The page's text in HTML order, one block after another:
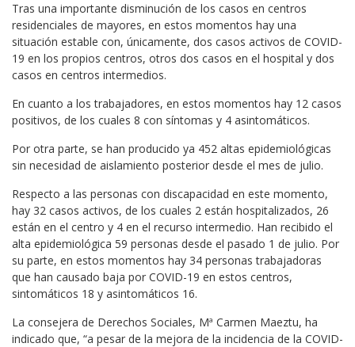
Tras una importante disminución de los casos en centros
residenciales de mayores, en estos momentos hay una
situación estable con, únicamente, dos casos activos de COVID-
19 en los propios centros, otros dos casos en el hospital y dos
casos en centros intermedios.
En cuanto a los trabajadores, en estos momentos hay 12 casos
positivos, de los cuales 8 con síntomas y 4 asintomáticos.
Por otra parte, se han producido ya 452 altas epidemiológicas
sin necesidad de aislamiento posterior desde el mes de julio.
Respecto a las personas con discapacidad en este momento,
hay 32 casos activos, de los cuales 2 están hospitalizados, 26
están en el centro y 4 en el recurso intermedio. Han recibido el
alta epidemiológica 59 personas desde el pasado 1 de julio. Por
su parte, en estos momentos hay 34 personas trabajadoras
que han causado baja por COVID-19 en estos centros,
sintomáticos 18 y asintomáticos 16.
La consejera de Derechos Sociales, Mª Carmen Maeztu, ha
indicado que, “a pesar de la mejora de la incidencia de la COVID-